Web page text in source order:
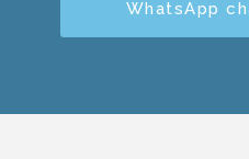
WhatsApp